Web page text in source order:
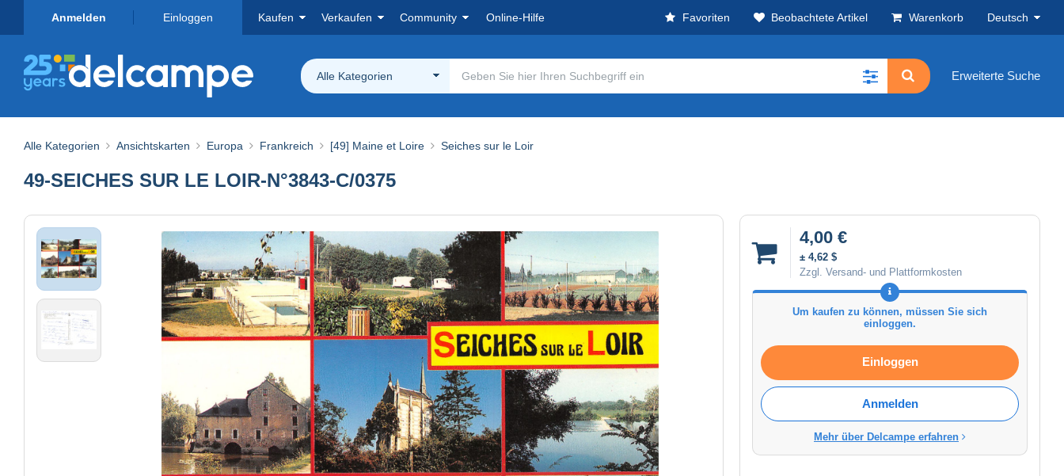
Anmelden Einloggen Kaufen Verkaufen Community Online-Hilfe Favoriten Beobachtete Artikel Warenkorb Deutsch
Alle Kategorien Erweiterte Suche
Alle Kategorien Ansichtskarten Europa Frankreich [49] Maine et Loire Seiches sur le Loir
49-SEICHES SUR LE LOIR-N°3843-C/0375
4,00 €
± 4,62 $
Zzgl. Versand- und Plattformkosten
Um kaufen zu können, müssen Sie sich
einloggen.
Einloggen
Anmelden
Mehr über Delcampe erfahren